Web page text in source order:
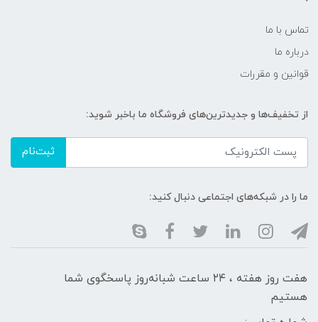
تماس با ما
درباره ما
قوانین و مقررات
از تخفیف‌ها و جدیدترین‌های فروشگاه ما باخبر شوید:
ثبت‌نام
ما را در شبکه‌های اجتماعی دنبال کنید:
هفت روز هفته ، ۲۴ ساعت شبانه‌روز پاسخگوی شما
هستیم